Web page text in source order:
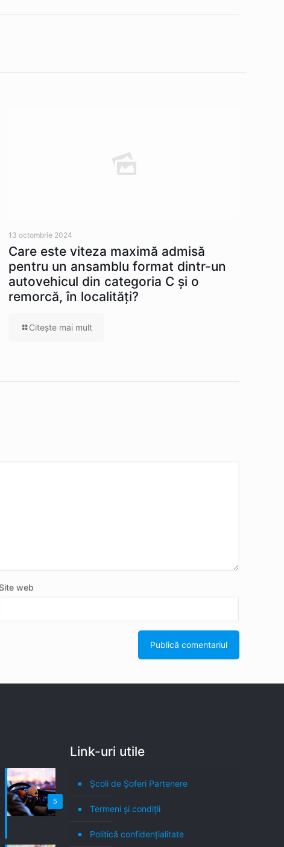
13 octombrie 2024
Care este viteza maximă admisă
pentru un ansamblu format dintr-un
autovehicul din categoria C şi o
remorcă, în localităţi?
Citeşte mai mult
web
5
Link-uri utile
Școli de Șoferi Partenere
Termeni şi condiţii
Politică confidenţialitate